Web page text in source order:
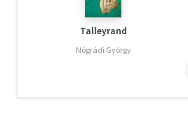
Talleyrand
Nógrádi György